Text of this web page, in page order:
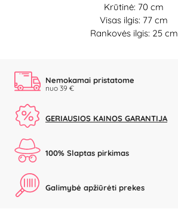
Krūtinė: 70 cm
Visas ilgis: 77 cm
Rankovės ilgis: 25 cm
Nemokamai pristatome
nuo 39 €
GERIAUSIOS KAINOS GARANTIJA
100% Slaptas pirkimas
Galimybė apžiūrėti prekes